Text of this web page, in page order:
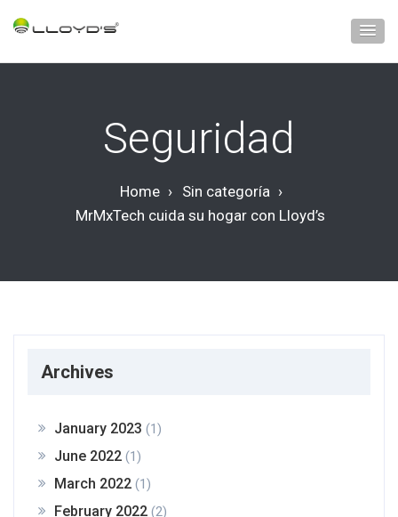
Seguridad
Home › Sin categoría ›
MrMxTech cuida su hogar con Lloyd’s
Archives
January 2023 (1)
June 2022 (1)
March 2022 (1)
February 2022 (2)